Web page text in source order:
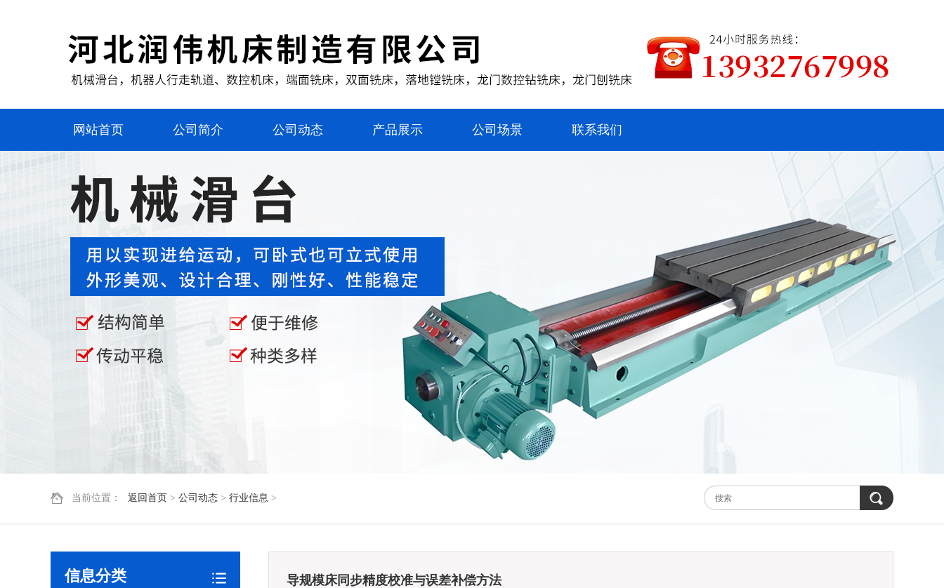
网站首页 公司简介 公司动态 产品展示 公司场景 联系我们
当前位置： 返回首页 > 公司动态 > 行业信息 >
信息分类 导规模床同步精度校准与误差补偿方法